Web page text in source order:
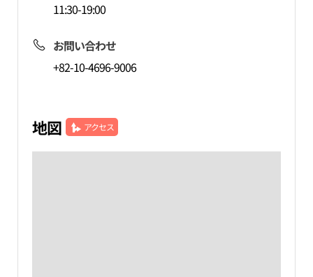
11:30-19:00
お問い合わせ
+82-10-4696-9006
地図 アクセス